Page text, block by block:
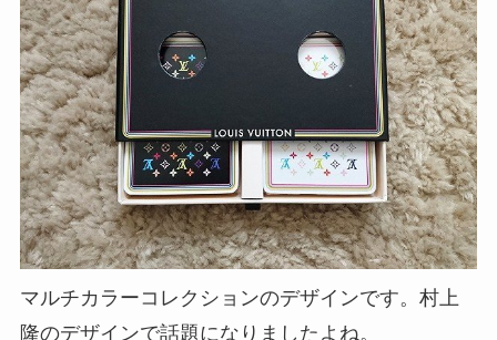
マルチカラーコレクションのデザインです。村上
隆のデザインで話題になりましたよね。